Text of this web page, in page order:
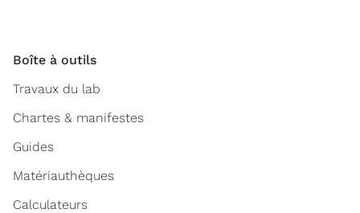
Boîte à outils
Travaux du lab
Chartes & manifestes
Guides
Matériauthèques
Calculateurs